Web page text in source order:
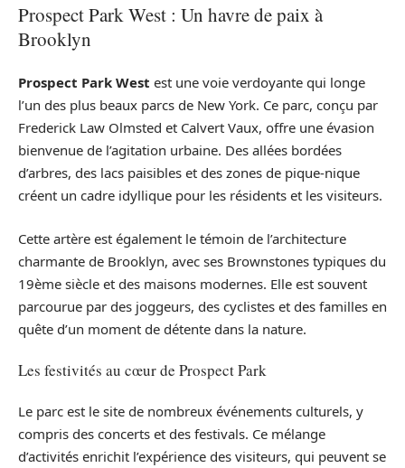
Prospect Park West : Un havre de paix à
Brooklyn
Prospect Park West est une voie verdoyante qui longe
l’un des plus beaux parcs de New York. Ce parc, conçu par
Frederick Law Olmsted et Calvert Vaux, offre une évasion
bienvenue de l’agitation urbaine. Des allées bordées
d’arbres, des lacs paisibles et des zones de pique-nique
créent un cadre idyllique pour les résidents et les visiteurs.
Cette artère est également le témoin de l’architecture
charmante de Brooklyn, avec ses Brownstones typiques du
19ème siècle et des maisons modernes. Elle est souvent
parcourue par des joggeurs, des cyclistes et des familles en
quête d’un moment de détente dans la nature.
Les festivités au cœur de Prospect Park
Le parc est le site de nombreux événements culturels, y
compris des concerts et des festivals. Ce mélange
d’activités enrichit l’expérience des visiteurs, qui peuvent se